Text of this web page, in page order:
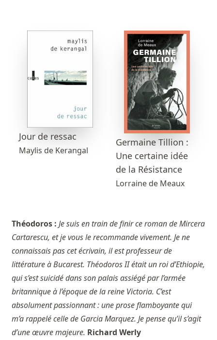
Jour de ressac
Maylis de Kerangal
Germaine Tillion :
Une certaine idée
de la Résistance
Lorraine de Meaux
Théodoros : Je suis en train de finir ce roman de Mircera
Cartarescu, et je vous le recommande vivement. Je ne
connaissais pas cet écrivain, il est professeur de
littérature à Bucarest. Théodoros II était un roi d’Ethiopie,
qui s’est suicidé dans son palais assiégé par l’armée
britannique à l’époque de la reine Victoria. C’est
absolument passionnant : une prose flamboyante qui
m’a rappelé celle de Garcia Marquez. Je pense qu’il s’agit
d’une œuvre majeure. Richard Werly